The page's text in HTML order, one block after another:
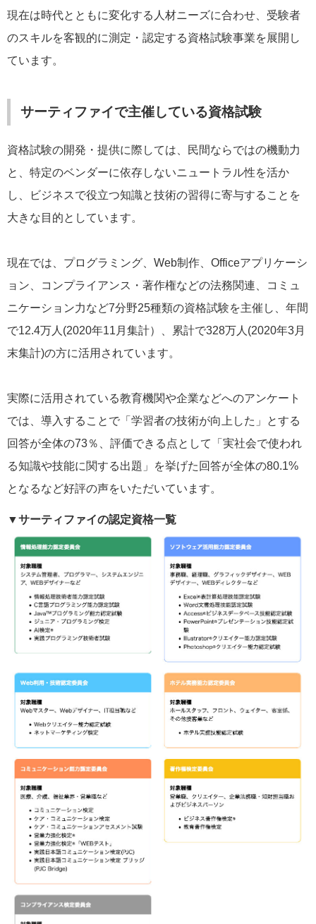
現在は時代とともに変化する人材ニーズに合わせ、受験者
のスキルを客観的に測定・認定する資格試験事業を展開し
ています。
サーティファイで主催している資格試験
資格試験の開発・提供に際しては、民間ならではの機動力
と、特定のベンダーに依存しないニュートラル性を活か
し、ビジネスで役立つ知識と技術の習得に寄与することを
大きな目的としています。
現在では、プログラミング、Web制作、Officeアプリケーシ
ョン、コンプライアンス・著作権などの法務関連、コミュ
ニケーション力など7分野25種類の資格試験を主催し、年間
で12.4万人(2020年11月集計）、累計で328万人(2020年3月
末集計)の方に活用されています。
実際に活用されている教育機関や企業などへのアンケート
では、導入することで「学習者の技術が向上した」とする
回答が全体の73％、評価できる点として「実社会で使われ
る知識や技能に関する出題」を挙げた回答が全体の80.1%
となるなど好評の声をいただいています。
▼サーティファイの認定資格一覧